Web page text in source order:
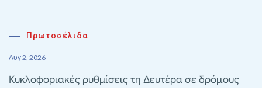
Πρωτοσέλιδα
Αυγ 2, 2026
Κυκλοφοριακές ρυθμίσεις τη Δευτέρα σε δρόμους